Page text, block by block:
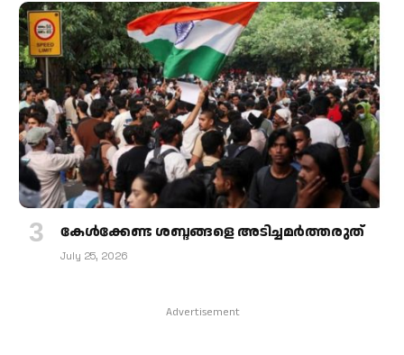
കേള്‍ക്കേണ്ട ശബ്ദങ്ങളെ അടിച്ചമര്‍ത്തരുത്
July 25, 2026
Advertisement